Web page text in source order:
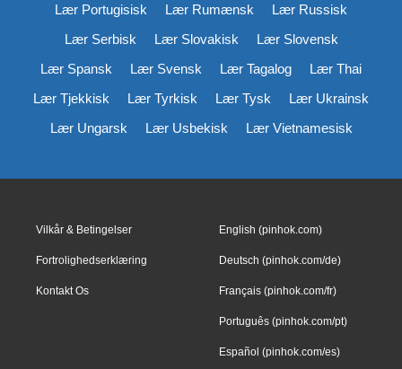
Lær Portugisisk
Lær Rumænsk
Lær Russisk
Lær Serbisk
Lær Slovakisk
Lær Slovensk
Lær Spansk
Lær Svensk Lær Tagalog
Lær Thai
Lær Tjekkisk
Lær Tyrkisk Lær Tysk
Lær Ukrainsk
Lær Ungarsk
Lær Usbekisk Lær Vietnamesisk
Vilkår & Betingelser
Fortrolighedserklæring
Kontakt Os
English (pinhok.com)
Deutsch (pinhok.com/de)
Français (pinhok.com/fr)
Português (pinhok.com/pt)
Español (pinhok.com/es)